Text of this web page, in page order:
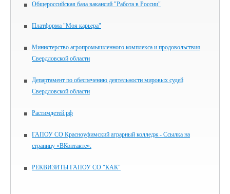
Общероссийская база вакансий "Работа в России"
Платформа "Моя карьера"
Министерство агропромышленного комплекса и продовольствия
Свердловской области
Департамент по обеспечению деятельности мировых судей
Свердловской области
Растимдетей.рф
ГАПОУ СО Красноуфимский аграрный колледж - Ссылка на
страницу «ВКонтакте»:
РЕКВИЗИТЫ ГАПОУ СО "КАК"